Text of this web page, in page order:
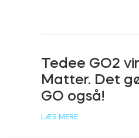
Tedee GO2
Matter. Det
GO også!
LÆS MERE